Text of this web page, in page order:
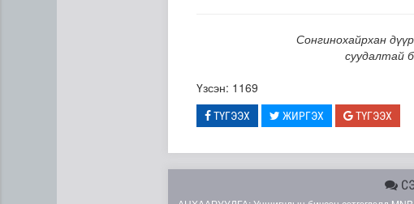
Сонгинохайрхан
суудалтай
Үзсэн: 1169
ТҮГЭЭХ ЖИРГЭХ ТҮГЭЭХ